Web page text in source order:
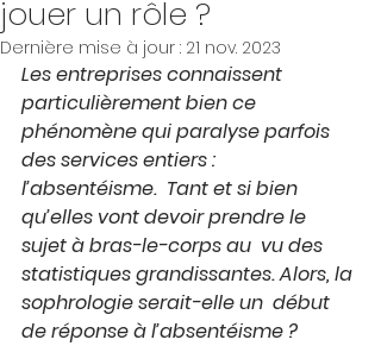
jouer un rôle ?
Dernière mise à jour : 21 nov. 2023
Les entreprises connaissent
particulièrement bien ce
phénomène qui paralyse parfois
des services entiers :
l’absentéisme.  Tant et si bien
qu’elles vont devoir prendre le
sujet à bras-le-corps au  vu des
statistiques grandissantes. Alors, la
sophrologie serait-elle un  début
de réponse à l’absentéisme ?